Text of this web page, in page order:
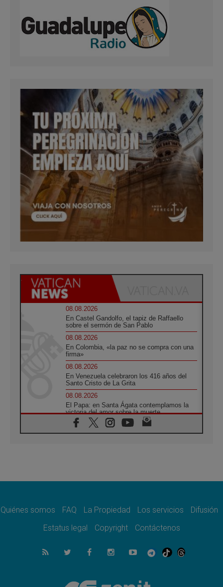
08.08.2026
En Castel Gandolfo, el tapiz de Raffaello
sobre el sermón de San Pablo
08.08.2026
En Colombia, «la paz no se compra con una
firma»
08.08.2026
En Venezuela celebraron los 416 años del
Santo Cristo de La Grita
08.08.2026
El Papa: en Santa Ágata contemplamos la
victoria del amor sobre la muerte
08.08.2026
León XIV visitará el Santuario de la Madre
07.08.2026
07.08.2026
el compromiso del cristiano"
La matanza de niños en Gaza no cesa: 300
muertos en 300 días
Tagle: La guerra desfigura el mundo, solo la
Quiénes somos FAQ La Propiedad Los servicios
Difusión
Estatus legal
Copyright Contáctenos